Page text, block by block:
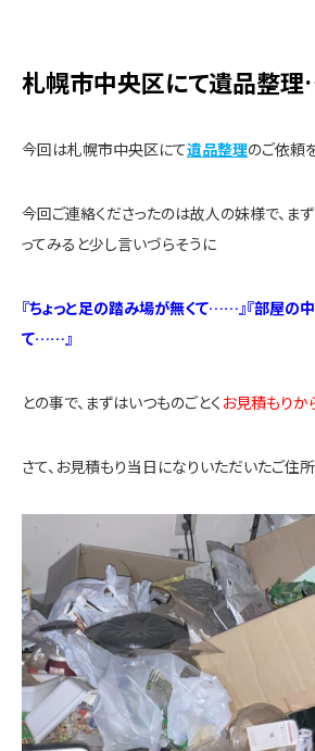
札幌市中央区にて遺品整
今回は札幌市中央区にて遺品整理のご依頼
今回ご連絡くださったのは故人の妹様で、ま
ってみると少し言いづらそうに
『ちょっと足の踏み場が無くて……』『部屋の
て……』
との事で、まずはいつものごとく お見積もりか
さて、お見積もり当日になりいただいたご住